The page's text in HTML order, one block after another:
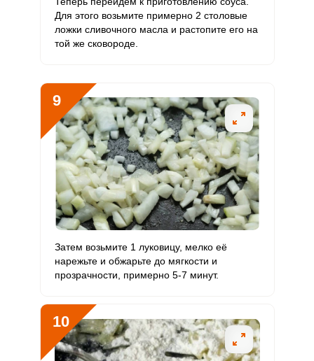
Для этого возьмите примерно 2 столовые
ложки сливочного масла и растопите его на
той же сковороде.
9
Затем возьмите 1 луковицу, мелко её
нарежьте и обжарьте до мягкости и
прозрачности, примерно 5-7 минут.
10
ВХОД НА САЙТ РЕГИСТРАЦИЯ
Войдите
с помощью социальных сетей:
или
1 ИЗ 15
Сообщить об ошибке